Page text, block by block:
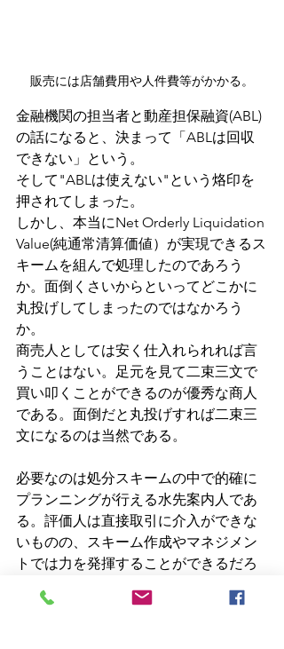
販売には店舗費用や人件費等がかかる。
金融機関の担当者と動産担保融資(ABL)
の話になると、決まって「ABLは回収
できない」という。
そして"ABLは使えない"という烙印を
押されてしまった。
しかし、本当にNet Orderly Liquidation
Value(純通常清算価値）が実現できるス
キームを組んで処理したのであろう
か。面倒くさいからといってどこかに
丸投げしてしまったのではなかろう
か。
商売人としては安く仕入れられれば言
うことはない。足元を見て二束三文で
買い叩くことができるのが優秀な商人
である。面倒だと丸投げすれば二束三
文になるのは当然である。
必要なのは処分スキームの中で的確に
プランニングが行える水先案内人であ
る。評価人は直接取引に介入ができな
いものの、スキーム作成やマネジメン
トでは力を発揮することができるだろ
我々としても、問題は分かっていて行